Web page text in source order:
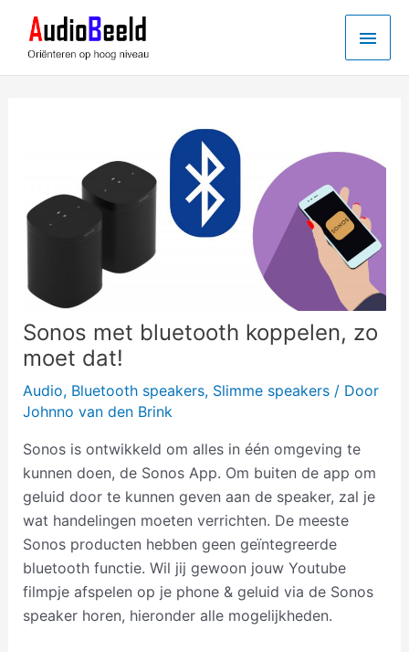
Sonos met bluetooth koppelen, zo
moet dat!
Audio, Bluetooth speakers, Slimme speakers/ Door
Johnno van den Brink
Sonos is ontwikkeld om alles in één omgeving te
kunnen doen, de Sonos App. Om buiten de app om
geluid door te kunnen geven aan de speaker, zal je
wat handelingen moeten verrichten. De meeste
Sonos producten hebben geen geïntegreerde
bluetooth functie. Wil jij gewoon jouw Youtube
filmpje afspelen op je phone & geluid via de Sonos
speaker horen, hieronder alle mogelijkheden.